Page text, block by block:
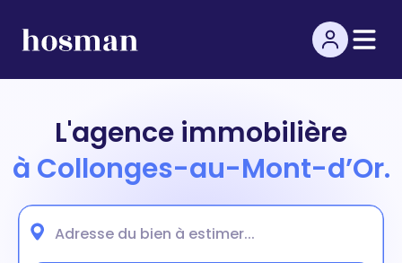
L'agence immobilière
à Collonges-au-Mont-d’Or.